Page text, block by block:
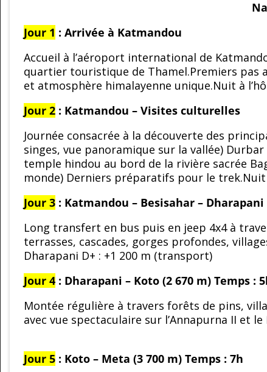
Jour 1 : Arrivée à Katmandou
Accueil à l’aéroport international de
quartier touristique de Thamel.Premiers pas
et atmosphère himalayenne unique.Nuit à
Jour 2 : Katmandou – Visites culturelles
Journée consacrée à la découverte des
singes, vue panoramique sur la vallée)
temple hindou au bord de la rivière sacrée
monde) Derniers préparatifs pour le trek.Nuit
Jour 3 : Katmandou – Besisahar – Dharapani
Long transfert en bus puis en jeep 4x4 à
terrasses, cascades, gorges profondes,
Dharapani D+ : +1 200 m (transport)
Jour 4 : Dharapani – Koto (2 670 m) Temps :
Montée régulière à travers forêts de pins,
avec vue spectaculaire sur l’Annapurna II et
Jour 5 : Koto – Meta (3 700 m) Temps : 7h